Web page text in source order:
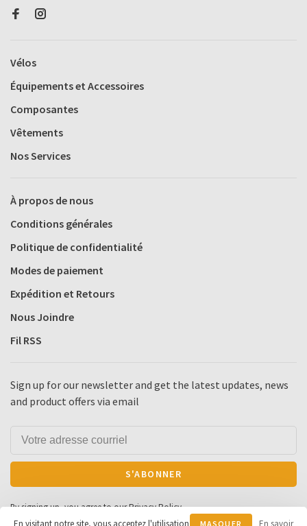
Vélos
Équipements et Accessoires
Composantes
Vêtements
Nos Services
À propos de nous
Conditions générales
Politique de confidentialité
Modes de paiement
Expédition et Retours
Nous Joindre
Fil RSS
Sign up for our newsletter and get the latest updates, news
and product offers via email
S'ABONNER
By signing up, you agree to our Privacy Policy.
En visitant notre site, vous acceptez l'utilisation
MASQUER En savoir